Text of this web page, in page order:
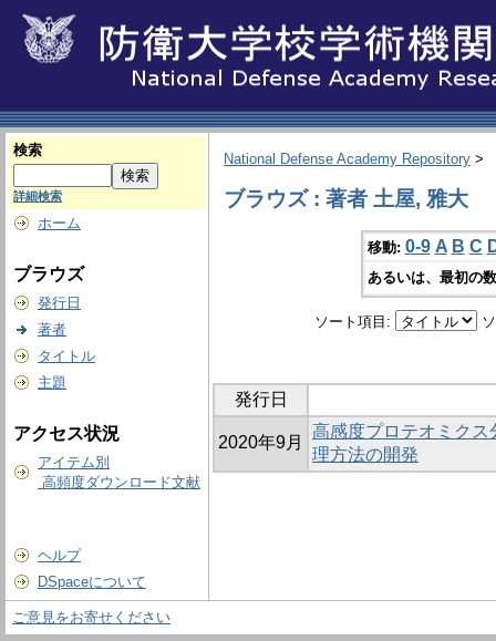
検索
詳細検索
ホーム
ブラウズ
発行日
著者
タイトル
主題
アクセス状況
アイテム別
高頻度ダウンロード文献
ヘルプ
DSpaceについて
National Defense Academy Repository >
ブラウズ : 著者 土屋, 雅大
移動: 0-9 A B C
あるいは、最初の
ソート項目:
発行日
2020年9月
高感度プロテオミク
理方法の開発
ご意見をお寄せください